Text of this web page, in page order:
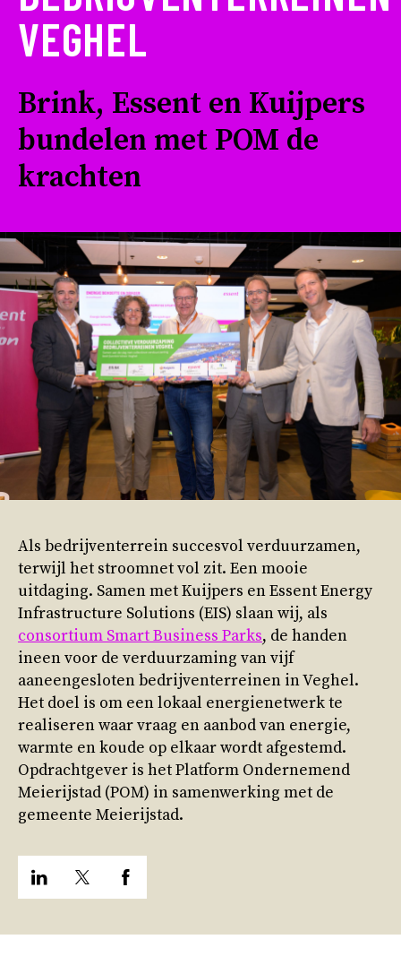
VEGHEL
Brink, Essent en Kuijpers
bundelen met POM de
krachten
Als bedrijventerrein succesvol verduurzamen,
terwijl het stroomnet vol zit. Een mooie
uitdaging. Samen met Kuijpers en Essent Energy
Infrastructure Solutions (EIS) slaan wij, als
consortium Smart Business Parks, de handen
ineen voor de verduurzaming van vijf
aaneengesloten bedrijventerreinen in Veghel.
Het doel is om een lokaal energienetwerk te
realiseren waar vraag en aanbod van energie,
warmte en koude op elkaar wordt afgestemd.
Opdrachtgever is het Platform Ondernemend
Meierijstad (POM) in samenwerking met de
gemeente Meierijstad.